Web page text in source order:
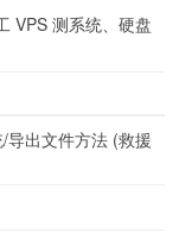
VPS 测系统、硬盘
导出文件方法 (救援